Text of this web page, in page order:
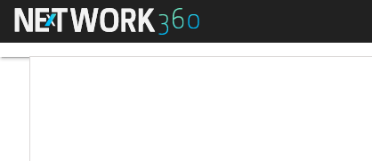
Menu